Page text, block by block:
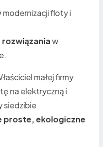
modernizacji floty i
w
małej firmy
na elektryczną i
siedzibie
proste, ekologiczne